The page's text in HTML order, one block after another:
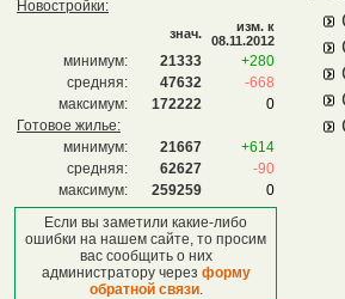
Новостройки:
знач.
изм. к
08.11.2012
минимум: 21333
+280
средняя:
47632
-668
максимум:
172222
0
Готовое жилье:
минимум:
21667
+614
средняя:
62627
-90
максимум:
259259
0
Если вы заметили какие-либо
ошибки на нашем сайте, то просим
вас сообщить о них
администратору через форму
обратной связи.